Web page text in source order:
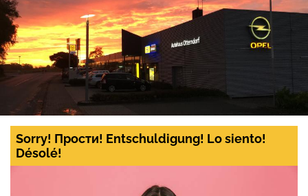
Sorry! Прости! Entschuldigung! Lo siento!
Désolé!